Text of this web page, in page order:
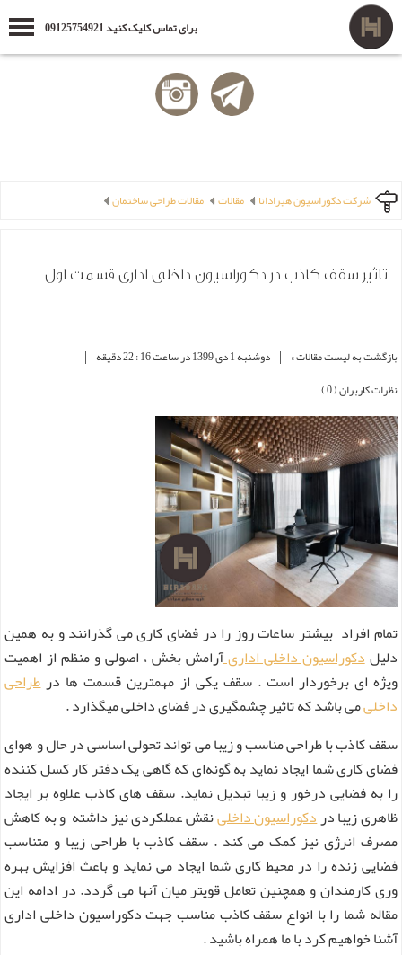
برای تماس کلیک کنید 09125754921
شرکت دکوراسیون هیرادانا مقالات مقالات طراحی ساختمان
تاثیر سقف کاذب در دکوراسیون داخلی اداری قسمت اول
بازگشت به لیست مقالات » | دوشنبه 1 دی 1399 در ساعت 16 : 22 دقیقه |
نظرات کاربران ( 0 )
تمام افراد بیشتر ساعات روز را در فضای کاری می گذرانند و به همین
دلیلدکوراسیون داخلی اداریآرامش بخش ، اصولی و منظم از اهمیت
ویژه ای برخوردار است . سقف یکی از مهمترین قسمت ها درطراحی
داخلیمی باشد که تاثیر چشمگیری در فضای داخلی میگذارد .
سقف کاذب با طراحی مناسب و زیبا می تواند تحولی اساسی در حال و هوای
فضای کاری شما ایجاد نماید به گونه‌ای که گاهی یک دفتر کار کسل کننده
را به فضایی درخور و زیبا تبدیل نماید. سقف های کاذب علاوه بر ایجاد
ظاهری زیبا دردکوراسیون داخلینقش عملکردی نیز داشته و به کاهش
مصرف انرژی نیز کمک می کند . سقف کاذب با طراحی زیبا و متناسب
فضایی زنده را در محیط کاری شما ایجاد می نماید و باعث افزایش بهره‌
وری کارمندان و همچنین تعامل قویتر میان آنها می گردد. در ادامه این
مقاله شما را با انواع سقف کاذب مناسب جهت دکوراسیون داخلی اداری
آشنا خواهیم کرد با ما همراه باشید ‌.